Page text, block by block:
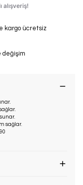
kargo ücretsiz
değişim
sağlar.